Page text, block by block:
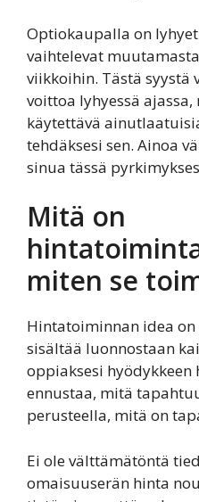
Optiokaupalla on
vaihtelevat
viikkoihin. Tästä syystä
voittoa lyhyessä
käytettävä
tehdäksesi sen. Ainoa
sinua tässä
Mitä on
miten se
Hintatoiminnan idea on
sisältää luonnostaan
oppiaksesi
ennustaa, mitä
perusteella, mitä on
Ei ole välttämätöntä
omaisuuserän hinta